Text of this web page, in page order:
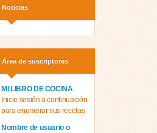
Noticias
Área de suscriptores
MI LIBRO DE COCINA
Inicie sesión a continuación
para enumerar sus recetas
Nombre de usuario o